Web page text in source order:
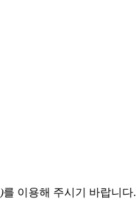
를 이용해 주시기 바랍니다.